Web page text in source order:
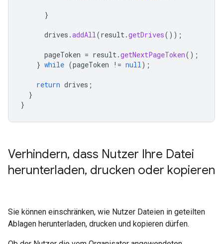
}
drives .addAll(result.getDrives());
pageToken = result.getNextPageToken();
} while (pageToken != null);
return drives ;
}
}
Verhindern, dass Nutzer Ihre Datei
herunterladen, drucken oder kopieren
Sie können einschränken, wie Nutzer Dateien in geteilten
Ablagen herunterladen, drucken und kopieren dürfen.